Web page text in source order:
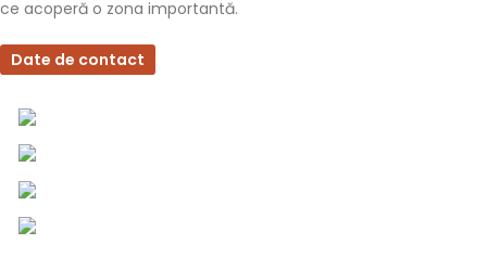
ce acoperă o zona importantă.
Date de contact